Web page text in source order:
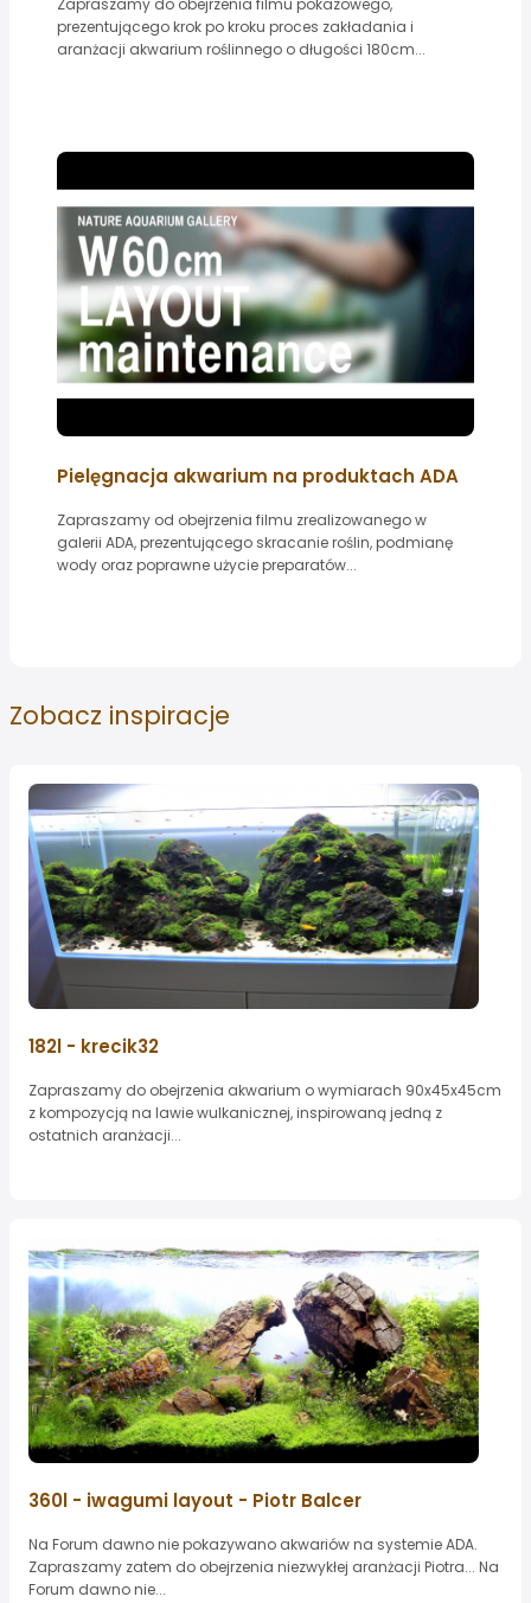
Zapraszamy do obejrzenia filmu pokazowego,
prezentującego krok po kroku proces zakładania i
aranżacji akwarium roślinnego o długości 180cm...
Pielęgnacja akwarium na produktach ADA
Zapraszamy od obejrzenia filmu zrealizowanego w
galerii ADA, prezentującego skracanie roślin, podmianę
wody oraz poprawne użycie preparatów...
Zobacz inspiracje
182l - krecik32
Zapraszamy do obejrzenia akwarium o wymiarach 90x45x45cm
z kompozycją na lawie wulkanicznej, inspirowaną jedną z
ostatnich aranżacji...
360l - iwagumi layout - Piotr Balcer
Na Forum dawno nie pokazywano akwariów na systemie ADA.
Zapraszamy zatem do obejrzenia niezwykłej aranżacji Piotra... Na
Forum dawno nie...